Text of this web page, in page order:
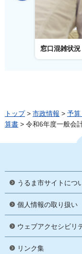
窓口混雑状況
トップ> 市政情報 > 予算
算書 > 令和6年度一般会
うるま市サイトにつ
個人情報の取り扱い
ウェブアクセシビリ
リンク集